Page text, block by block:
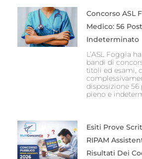
Concorso ASL
Medico: 56
Indeterminato
L’ASL Foggia
bandi di
titoli ed esami,
disposizione
pieno e
Esiti Prove
RIPAM
Risultati Dei